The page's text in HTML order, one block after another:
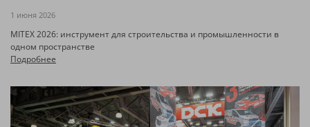
1 июня 2026
MITEX 2026: инструмент для строительства и промышленности в
одном пространстве
Подробнее